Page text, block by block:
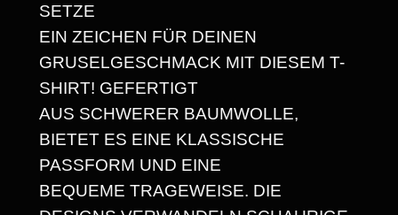
8
€
R
O
K
E
H
E
A
V
SETZE
EIN ZEICHEN FÜR DEINEN
GRUSELGESCHMACK MIT DIESEM T-
SHIRT! GEFERTIGT
AUS SCHWERER BAUMWOLLE,
BIETET ES EINE KLASSISCHE
PASSFORM UND EINE
BEQUEME TRAGEWEISE. DIE